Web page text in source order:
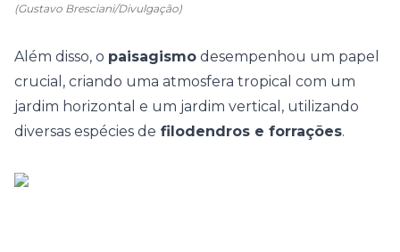
(Gustavo Bresciani/Divulgação)
Além disso, o paisagismo desempenhou um papel
crucial, criando uma atmosfera tropical com um
jardim horizontal e um jardim vertical, utilizando
diversas espécies de filodendros e forrações.